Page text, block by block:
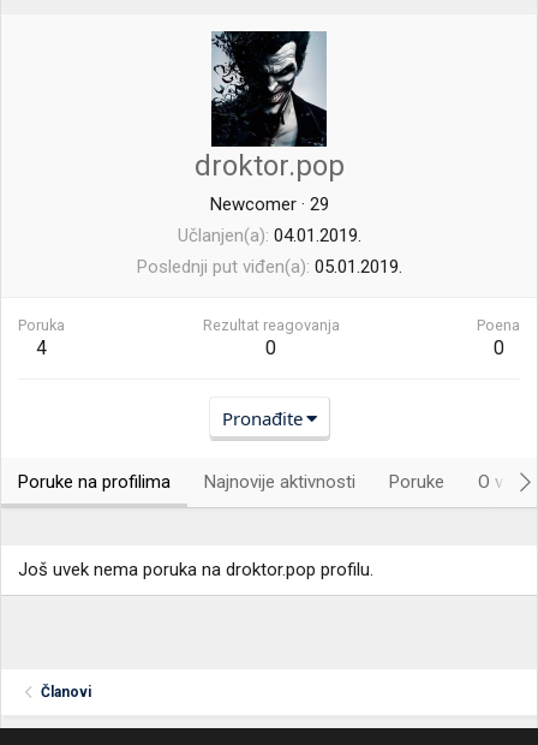
droktor.pop
Newcomer · 29
Učlanjen(a) 04.01.2019.
Poslednji put viđen(a) 05.01.2019.
Poruka
4
Rezultat reagovanja
0
Poena
0
Pronađite
Poruke na profilima Najnovije aktivnosti Poruke O
Još uvek nema poruka na droktor.pop profilu.
Članovi